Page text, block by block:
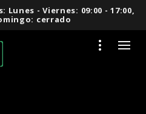
- Viernes: 09:00 - 17:00,
cerrado